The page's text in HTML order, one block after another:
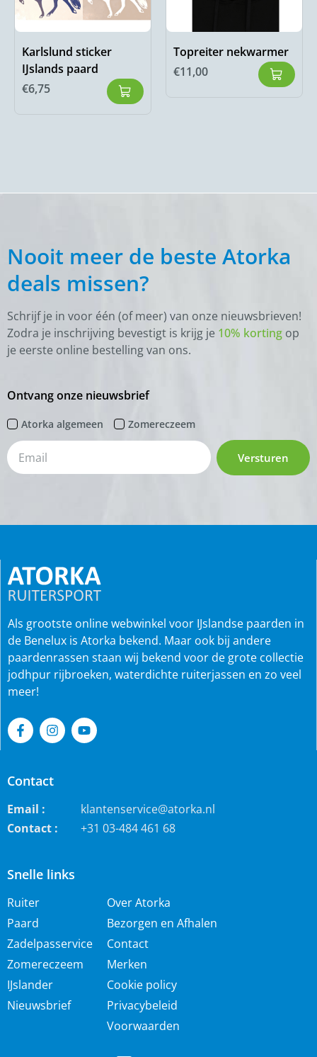
Karlslund sticker
IJslands paard
€6,75
Topreiter nekwarmer
€11,00
Nooit meer de beste Atorka
deals missen?
Schrijf je in voor één (of meer) van onze nieuwsbrieven!
Zodra je inschrijving bevestigt is krijg je 10% korting op
je eerste online bestelling van ons.
Ontvang onze nieuwsbrief
Atorka algemeen Zomereczeem
Versturen
Snelle links
Ruiter
Paard
Zadelpasservice
Zomereczeem
IJslander
Nieuwsbrief
Over Atorka
Bezorgen en Afhalen
Contact
Merken
Cookie policy
Privacybeleid
Voorwaarden
Als grootste online webwinkel voor IJslandse paarden in
de Benelux is Atorka bekend. Maar ook bij andere
paardenrassen staan wij bekend voor de grote collectie
jodhpur rijbroeken, waterdichte ruiterjassen en zo veel
meer!
Contact
Email :
klantenservice@atorka.nl
Contact :
+31 03-484 461 68